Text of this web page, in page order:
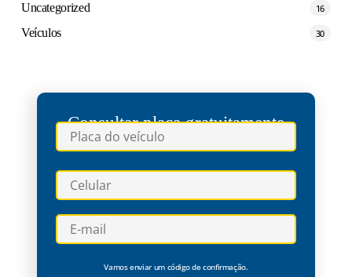
Uncategorized 16
Veículos 30
Consultar placa gratuitamente
Vamos enviar um código de confirmação.